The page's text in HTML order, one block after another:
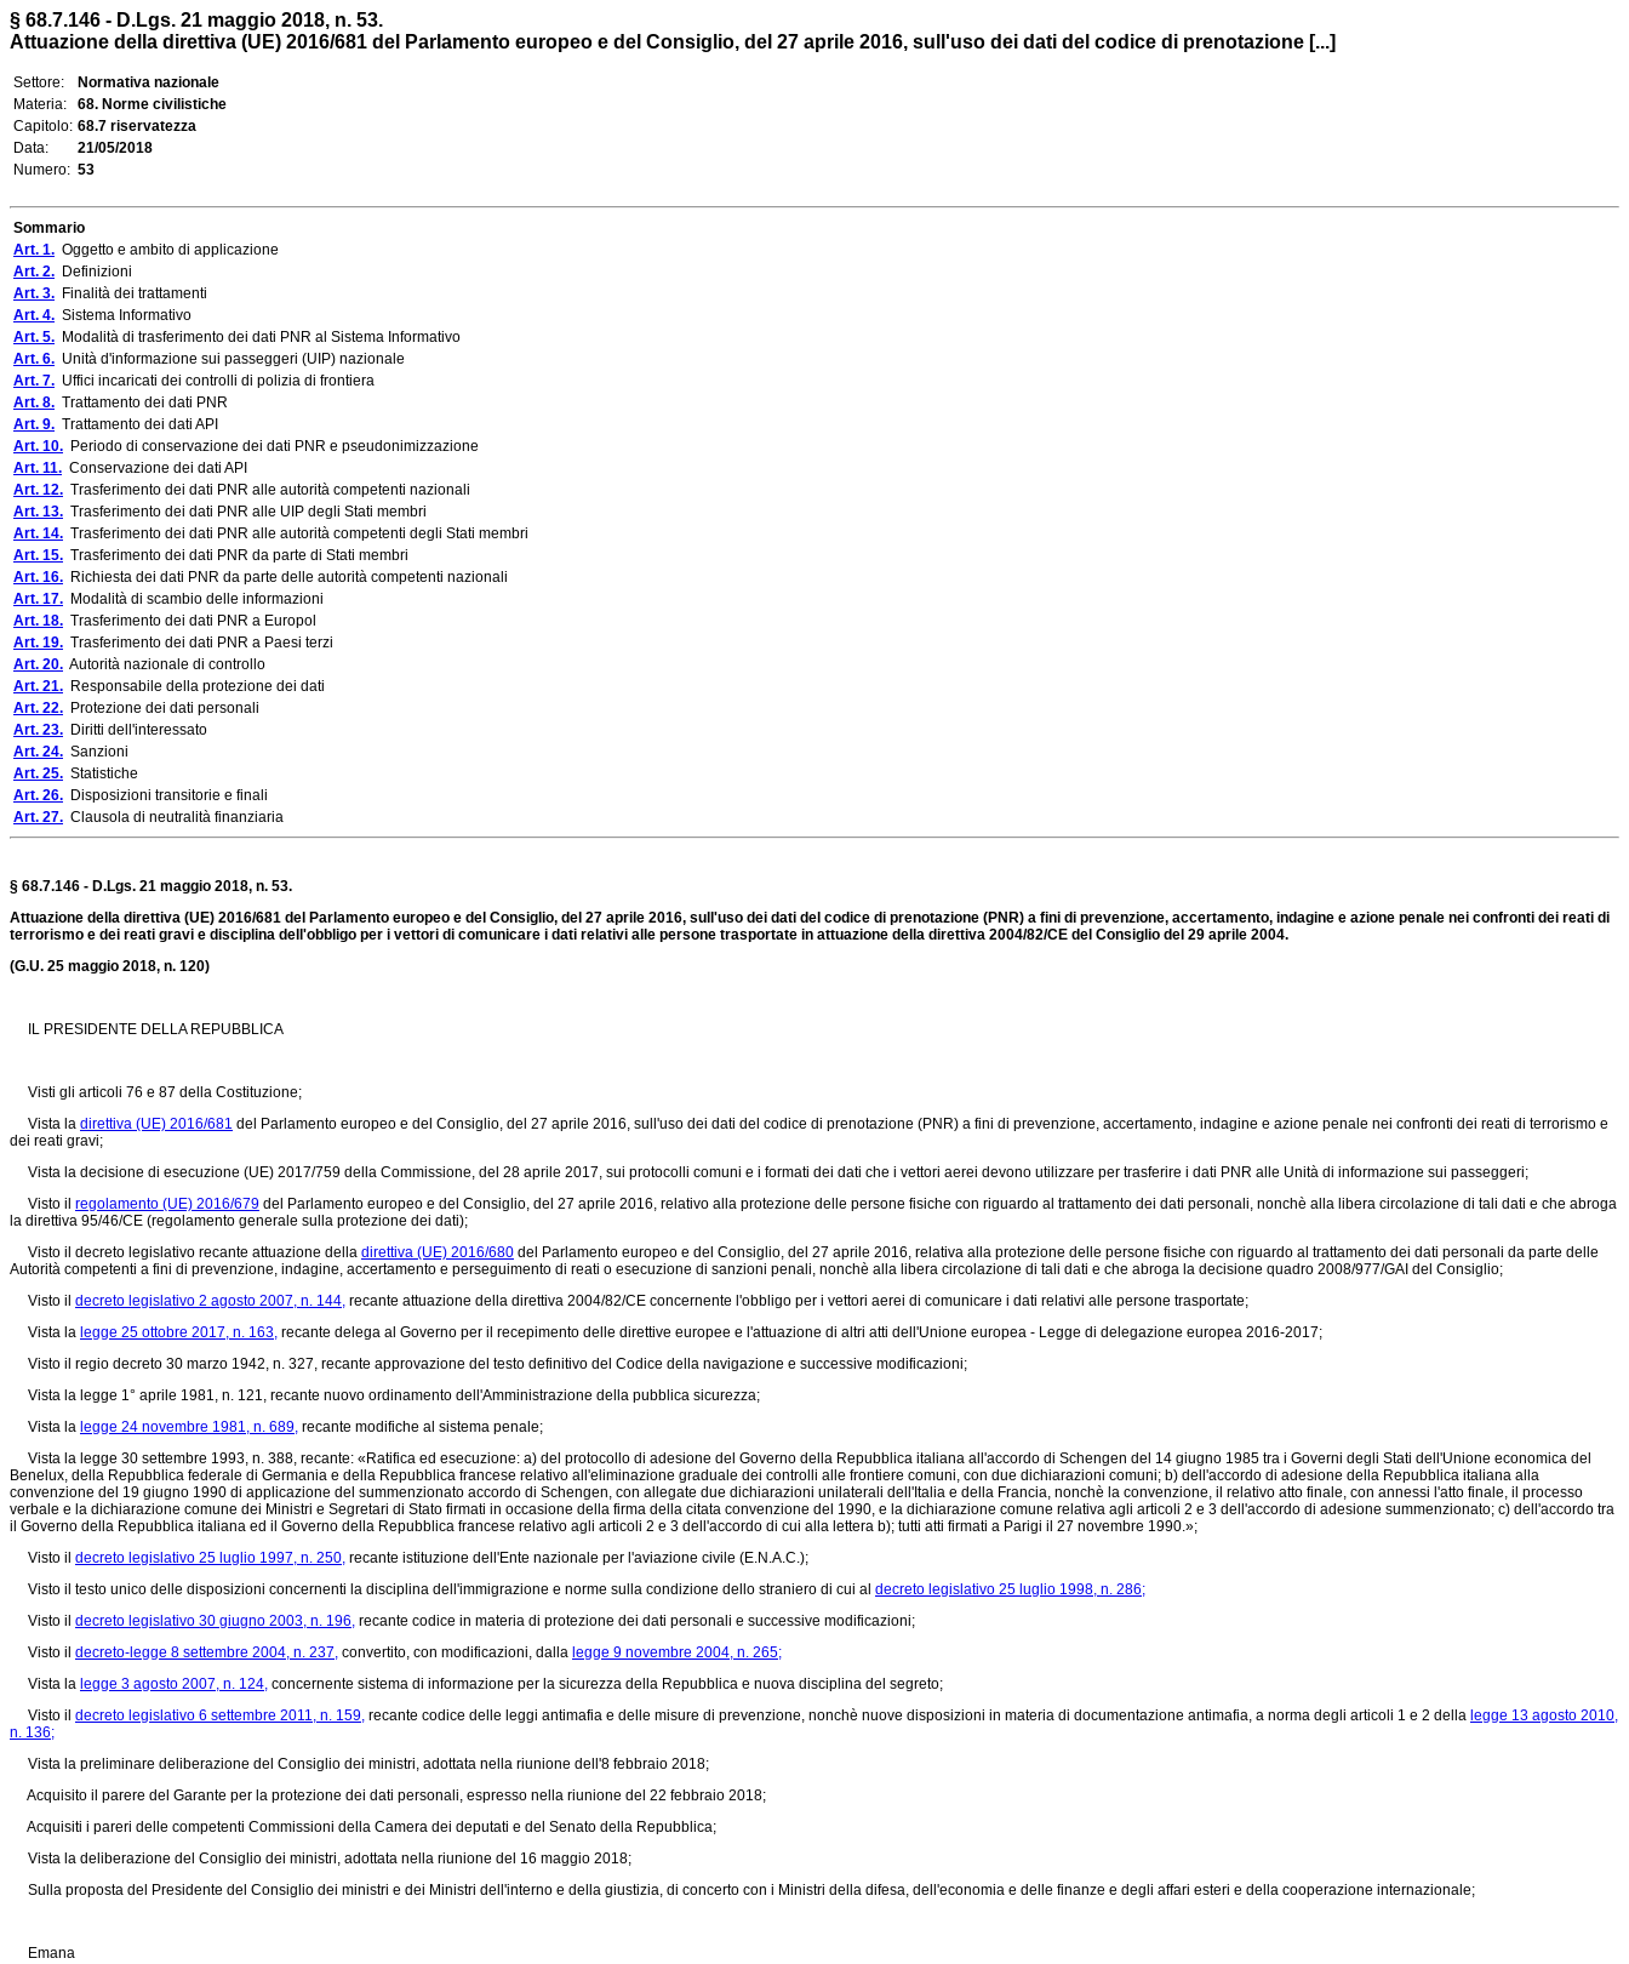
§ 68.7.146 - D.Lgs. 21 maggio 2018, n. 53.
Attuazione della direttiva (UE) 2016/681 del Parlamento europeo e del Consiglio, del 27 aprile 2016, sull'uso dei dati del codice di prenotazione [...]
Settore:
Normativa nazionale
Materia:
68. Norme civilistiche
Capitolo: 68.7 riservatezza
Data:
21/05/2018
Numero: 53
Sommario
Art. 1. Oggetto e ambito di applicazione
Art. 2. Definizioni
Art. 3. Finalità dei trattamenti
Art. 4. Sistema Informativo
Art. 5. Modalità di trasferimento dei dati PNR al Sistema Informativo
Art. 6. Unità d'informazione sui passeggeri (UIP) nazionale
Art. 7. Uffici incaricati dei controlli di polizia di frontiera
Art. 8. Trattamento dei dati PNR
Art. 9. Trattamento dei dati API
Art. 10. Periodo di conservazione dei dati PNR e pseudonimizzazione
Art. 11. Conservazione dei dati API
Art. 12. Trasferimento dei dati PNR alle autorità competenti nazionali
Art. 13. Trasferimento dei dati PNR alle UIP degli Stati membri
Art. 14. Trasferimento dei dati PNR alle autorità competenti degli Stati membri
Art. 15. Trasferimento dei dati PNR da parte di Stati membri
Art. 16. Richiesta dei dati PNR da parte delle autorità competenti nazionali
Art. 17. Modalità di scambio delle informazioni
Art. 18. Trasferimento dei dati PNR a Europol
Art. 19. Trasferimento dei dati PNR a Paesi terzi
Art. 20. Autorità nazionale di controllo
Art. 21. Responsabile della protezione dei dati
Art. 22. Protezione dei dati personali
Art. 23. Diritti dell'interessato
Art. 24. Sanzioni
Art. 25. Statistiche
Art. 26. Disposizioni transitorie e finali
Art. 27. Clausola di neutralità finanziaria
§ 68.7.146 - D.Lgs. 21 maggio 2018, n. 53.
Attuazione della direttiva (UE) 2016/681 del Parlamento europeo e del Consiglio, del 27 aprile 2016, sull'uso dei dati del codice di prenotazione (PNR) a fini di prevenzione, accertamento, indagine e azione penale nei confronti dei reati di
terrorismo e dei reati gravi e disciplina dell'obbligo per i vettori di comunicare i dati relativi alle persone trasportate in attuazione della direttiva 2004/82/CE del Consiglio del 29 aprile 2004.
(G.U. 25 maggio 2018, n. 120)
IL PRESIDENTE DELLA REPUBBLICA
Visti gli articoli 76 e 87 della Costituzione;
Vista la direttiva (UE) 2016/681 del Parlamento europeo e del Consiglio, del 27 aprile 2016, sull'uso dei dati del codice di prenotazione (PNR) a fini di prevenzione, accertamento, indagine e azione penale nei confronti dei reati di terrorismo e
dei reati gravi;
Vista la decisione di esecuzione (UE) 2017/759 della Commissione, del 28 aprile 2017, sui protocolli comuni e i formati dei dati che i vettori aerei devono utilizzare per trasferire i dati PNR alle Unità di informazione sui passeggeri;
Visto il regolamento (UE) 2016/679 del Parlamento europeo e del Consiglio, del 27 aprile 2016, relativo alla protezione delle persone fisiche con riguardo al trattamento dei dati personali, nonchè alla libera circolazione di tali dati e che abroga
la direttiva 95/46/CE (regolamento generale sulla protezione dei dati);
Visto il decreto legislativo recante attuazione della direttiva (UE) 2016/680 del Parlamento europeo e del Consiglio, del 27 aprile 2016, relativa alla protezione delle persone fisiche con riguardo al trattamento dei dati personali da parte delle
Autorità competenti a fini di prevenzione, indagine, accertamento e perseguimento di reati o esecuzione di sanzioni penali, nonchè alla libera circolazione di tali dati e che abroga la decisione quadro 2008/977/GAI del Consiglio;
Visto il decreto legislativo 2 agosto 2007, n. 144, recante attuazione della direttiva 2004/82/CE concernente l'obbligo per i vettori aerei di comunicare i dati relativi alle persone trasportate;
Vista la legge 25 ottobre 2017, n. 163, recante delega al Governo per il recepimento delle direttive europee e l'attuazione di altri atti dell'Unione europea - Legge di delegazione europea 2016-2017;
Visto il regio decreto 30 marzo 1942, n. 327, recante approvazione del testo definitivo del Codice della navigazione e successive modificazioni;
Vista la legge 1° aprile 1981, n. 121, recante nuovo ordinamento dell'Amministrazione della pubblica sicurezza;
Vista la legge 24 novembre 1981, n. 689, recante modifiche al sistema penale;
Vista la legge 30 settembre 1993, n. 388, recante: «Ratifica ed esecuzione: a) del protocollo di adesione del Governo della Repubblica italiana all'accordo di Schengen del 14 giugno 1985 tra i Governi degli Stati dell'Unione economica del
Benelux, della Repubblica federale di Germania e della Repubblica francese relativo all'eliminazione graduale dei controlli alle frontiere comuni, con due dichiarazioni comuni; b) dell'accordo di adesione della Repubblica italiana alla
convenzione del 19 giugno 1990 di applicazione del summenzionato accordo di Schengen, con allegate due dichiarazioni unilaterali dell'Italia e della Francia, nonchè la convenzione, il relativo atto finale, con annessi l'atto finale, il processo
verbale e la dichiarazione comune dei Ministri e Segretari di Stato firmati in occasione della firma della citata convenzione del 1990, e la dichiarazione comune relativa agli articoli 2 e 3 dell'accordo di adesione summenzionato; c) dell'accordo tra
il Governo della Repubblica italiana ed il Governo della Repubblica francese relativo agli articoli 2 e 3 dell'accordo di cui alla lettera b); tutti atti firmati a Parigi il 27 novembre 1990.»;
Visto il decreto legislativo 25 luglio 1997, n. 250, recante istituzione dell'Ente nazionale per l'aviazione civile (E.N.A.C.);
Visto il testo unico delle disposizioni concernenti la disciplina dell'immigrazione e norme sulla condizione dello straniero di cui al decreto legislativo 25 luglio 1998, n. 286;
Visto il decreto legislativo 30 giugno 2003, n. 196, recante codice in materia di protezione dei dati personali e successive modificazioni;
Visto il decreto-legge 8 settembre 2004, n. 237, convertito, con modificazioni, dalla legge 9 novembre 2004, n. 265;
Vista la legge 3 agosto 2007, n. 124, concernente sistema di informazione per la sicurezza della Repubblica e nuova disciplina del segreto;
Visto il decreto legislativo 6 settembre 2011, n. 159, recante codice delle leggi antimafia e delle misure di prevenzione, nonchè nuove disposizioni in materia di documentazione antimafia, a norma degli articoli 1 e 2 della legge 13 agosto 2010,
n. 136;
Vista la preliminare deliberazione del Consiglio dei ministri, adottata nella riunione dell'8 febbraio 2018;
Acquisito il parere del Garante per la protezione dei dati personali, espresso nella riunione del 22 febbraio 2018;
Acquisiti i pareri delle competenti Commissioni della Camera dei deputati e del Senato della Repubblica;
Vista la deliberazione del Consiglio dei ministri, adottata nella riunione del 16 maggio 2018;
Sulla proposta del Presidente del Consiglio dei ministri e dei Ministri dell'interno e della giustizia, di concerto con i Ministri della difesa, dell'economia e delle finanze e degli affari esteri e della cooperazione internazionale;
Emana